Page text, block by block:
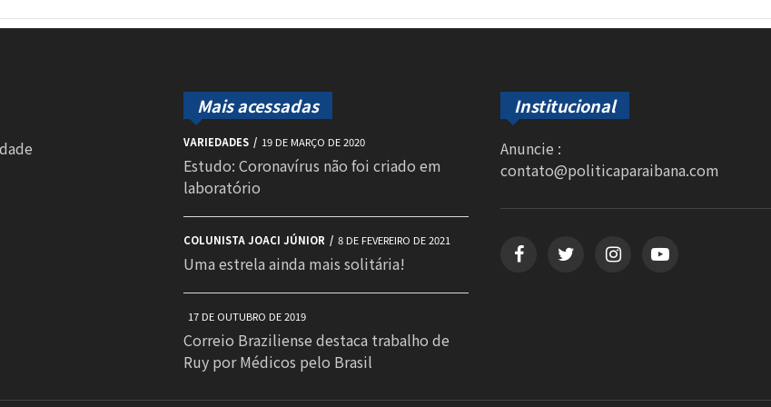
Mais acessadas
VARIEDADES 19 DE MARÇO DE 2020
Estudo: Coronavírus não foi criado em
laboratório
COLUNISTA JOACI JÚNIOR 8 DE FEVEREIRO DE 2021
Uma estrela ainda mais solitária!
17 DE OUTUBRO DE 2019
Correio Braziliense destaca trabalho de
Ruy por Médicos pelo Brasil
Institucional
Anuncie :
contato@politicaparaibana.com